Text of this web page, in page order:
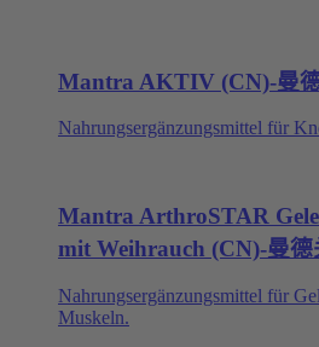
Mantra AKTIV (CN)-曼
Nahrungsergänzungsmittel für
Mantra ArthroSTAR
mit Weihrauch (CN)-曼德
Nahrungsergänzungsmittel für
Muskeln.